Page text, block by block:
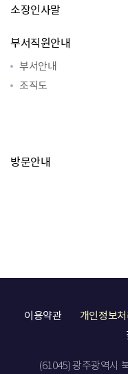
소장인사말
부서직원안내
부서안내
조직도
방문안내
이용약관 개인정보
(61045) 광주광역시